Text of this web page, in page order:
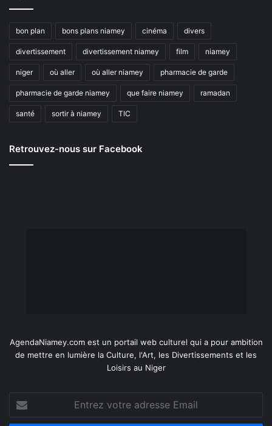
bon plan bons plans niamey cinéma divers
divertissement divertissement niamey film niamey
niger où aller où aller niamey pharmacie de garde
pharmacie de garde niamey que faire niamey ramadan
santé sortir à niamey TIC
Retrouvez-nous sur Facebook
AgendaNiamey.com est un portail web culturel qui a pour ambition
de mettre en lumière la Culture, l'Art, les Divertissements et les
Loisirs au Niger
Entrez
votre